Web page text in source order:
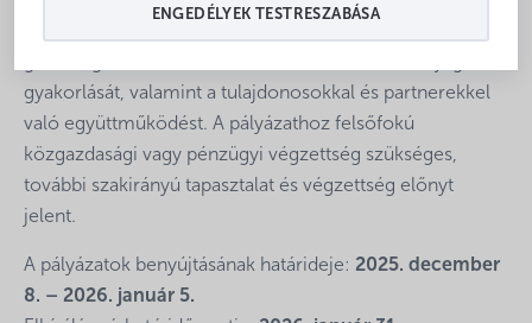
ENGEDÉLYEK TESTRESZABÁSA
gyakorlását, valamint a tulajdonosokkal és partnerekkel
való együttműködést. A pályázathoz felsőfokú
közgazdasági vagy pénzügyi végzettség szükséges,
további szakirányú tapasztalat és végzettség előnyt
jelent.
A pályázatok benyújtásának határideje: 2025. december
8. – 2026. január 5.